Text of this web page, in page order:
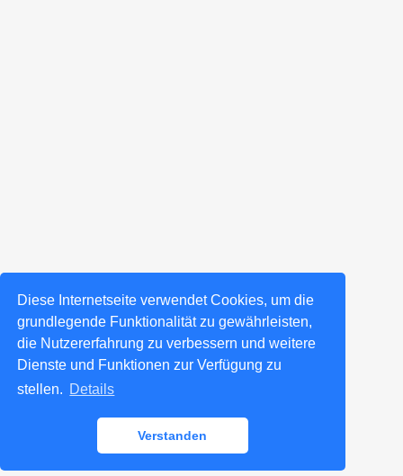
Diese Internetseite verwendet Cookies, um die
grundlegende Funktionalität zu gewährleisten,
die Nutzererfahrung zu verbessern und weitere
Dienste und Funktionen zur Verfügung zu
stellen. Details
Verstanden